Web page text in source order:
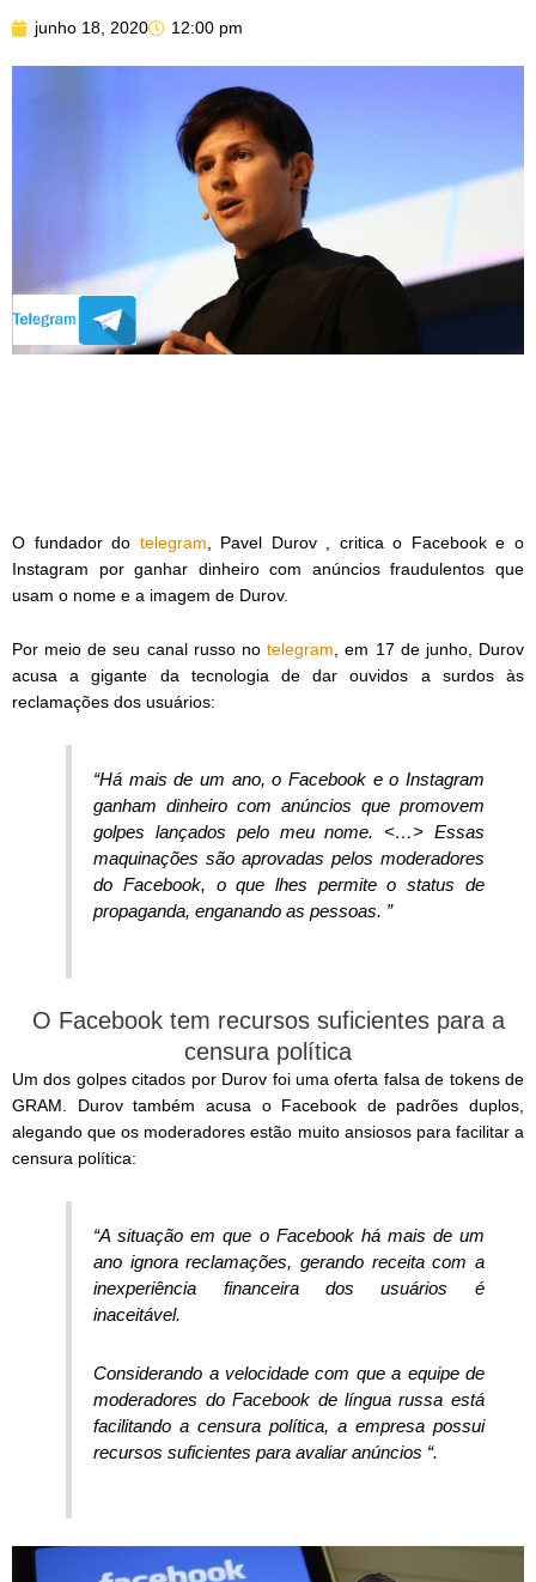
junho 18, 2020 12:00 pm
O fundador do telegram , Pavel Durov , critica o Facebook e o
Instagram por ganhar dinheiro com anúncios fraudulentos que
usam o nome e a imagem de Durov.
Por meio de seu canal russo notelegram, em 17 de junho, Durov
acusa a gigante da tecnologia de dar ouvidos a surdos às
reclamações dos usuários:
“Há mais de um ano, o Facebook e o Instagram
ganham dinheiro com anúncios que promovem
golpes lançados pelo meu nome. <…> Essas
maquinações são aprovadas pelos moderadores
do Facebook, o que lhes permite o status de
propaganda, enganando as pessoas. ”
O Facebook tem recursos suficientes para a
censura política
Um dos golpes citados por Durov foi uma oferta falsa de tokens de
GRAM. Durov também acusa o Facebook de padrões duplos,
alegando que os moderadores estão muito ansiosos para facilitar a
censura política:
“A situação em que o Facebook há mais de um
ano ignora reclamações, gerando receita com a
inexperiência financeira dos usuários é
inaceitável.
Considerando a velocidade com que a equipe de
moderadores do Facebook de língua russa está
facilitando a censura política, a empresa possui
recursos suficientes para avaliar anúncios “.